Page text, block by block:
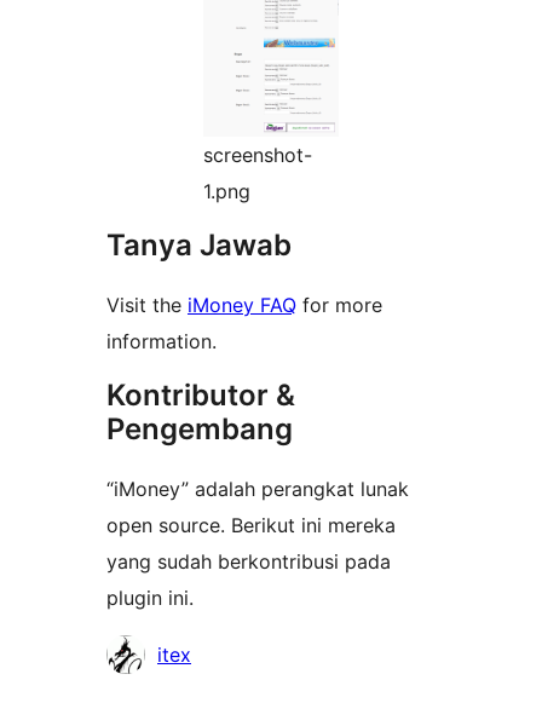
screenshot-
1.png
Tanya Jawab
Visit the iMoney FAQ for more
information.
Kontributor &
Pengembang
“iMoney” adalah perangkat lunak
open source. Berikut ini mereka
yang sudah berkontribusi pada
plugin ini.
Kontributor
itex